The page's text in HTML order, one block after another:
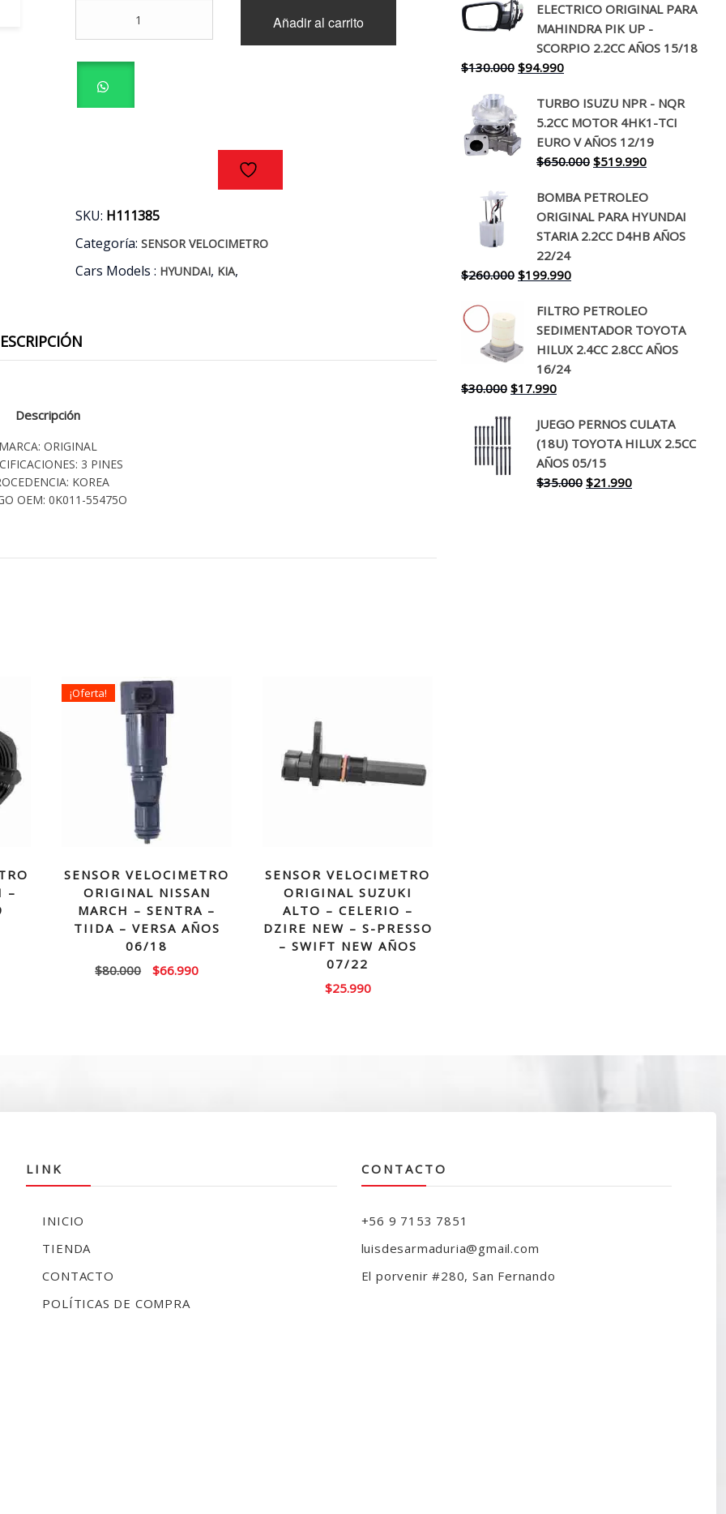
era:
$39.990.
VELOCIMETRO
ORIGINAL
HYUNDAI
3
Añadir al carrito
SKU: H111385
Categoría:SENSOR VELOCIMETRO
Cars Models : HYUNDAI, KIA,
Descripción
ORIGINAL
3 PINES
KOREA
OEM: 0K011-55475O
–
¡Oferta!
SENSOR VELOCIMETRO
ORIGINAL NISSAN
MARCH – SENTRA –
TIIDA – VERSA AÑOS
06/18
$80.000
El
$66.990El
SENSOR VELOCIMETRO
ORIGINAL SUZUKI
ALTO – CELERIO –
DZIRE NEW – S-PRESSO
– SWIFT NEW AÑOS
07/22
$25.990
ELECTRICO ORIGINAL PARA
MAHINDRA PIK UP -
SCORPIO 2.2CC AÑOS 15/18
$130.000 El
original
era:
$130.000.
$94.990El
actual
es:
$94.990.
TURBO ISUZU NPR - NQR
5.2CC MOTOR 4HK1-TCI
EURO V AÑOS 12/19
$650.000 El
original
era:
$650.000.
$519.990El
actual
es:
$519.990.
BOMBA PETROLEO
ORIGINAL PARA HYUNDAI
STARIA 2.2CC D4HB AÑOS
22/24
$260.000 El
original
era:
$260.000.
$199.990El
actual
es:
$199.990.
FILTRO PETROLEO
SEDIMENTADOR TOYOTA
HILUX 2.4CC 2.8CC AÑOS
16/24
$30.000 El
original
era:
$30.000.
$17.990El
actual
es:
$17.990.
JUEGO PERNOS CULATA
(18U) TOYOTA HILUX 2.5CC
AÑOS 05/15
$35.000 El
$21.990El
LINK
INICIO
TIENDA
CONTACTO
POLÍTICAS DE COMPRA
CONTACTO
+56 9 7153 7851
luisdesarmaduria@gmail.com
El porvenir #280, San Fernando